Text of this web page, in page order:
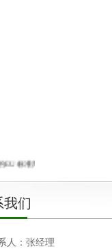
标准周转箱生产厂家，诚招
我们
人：张经理